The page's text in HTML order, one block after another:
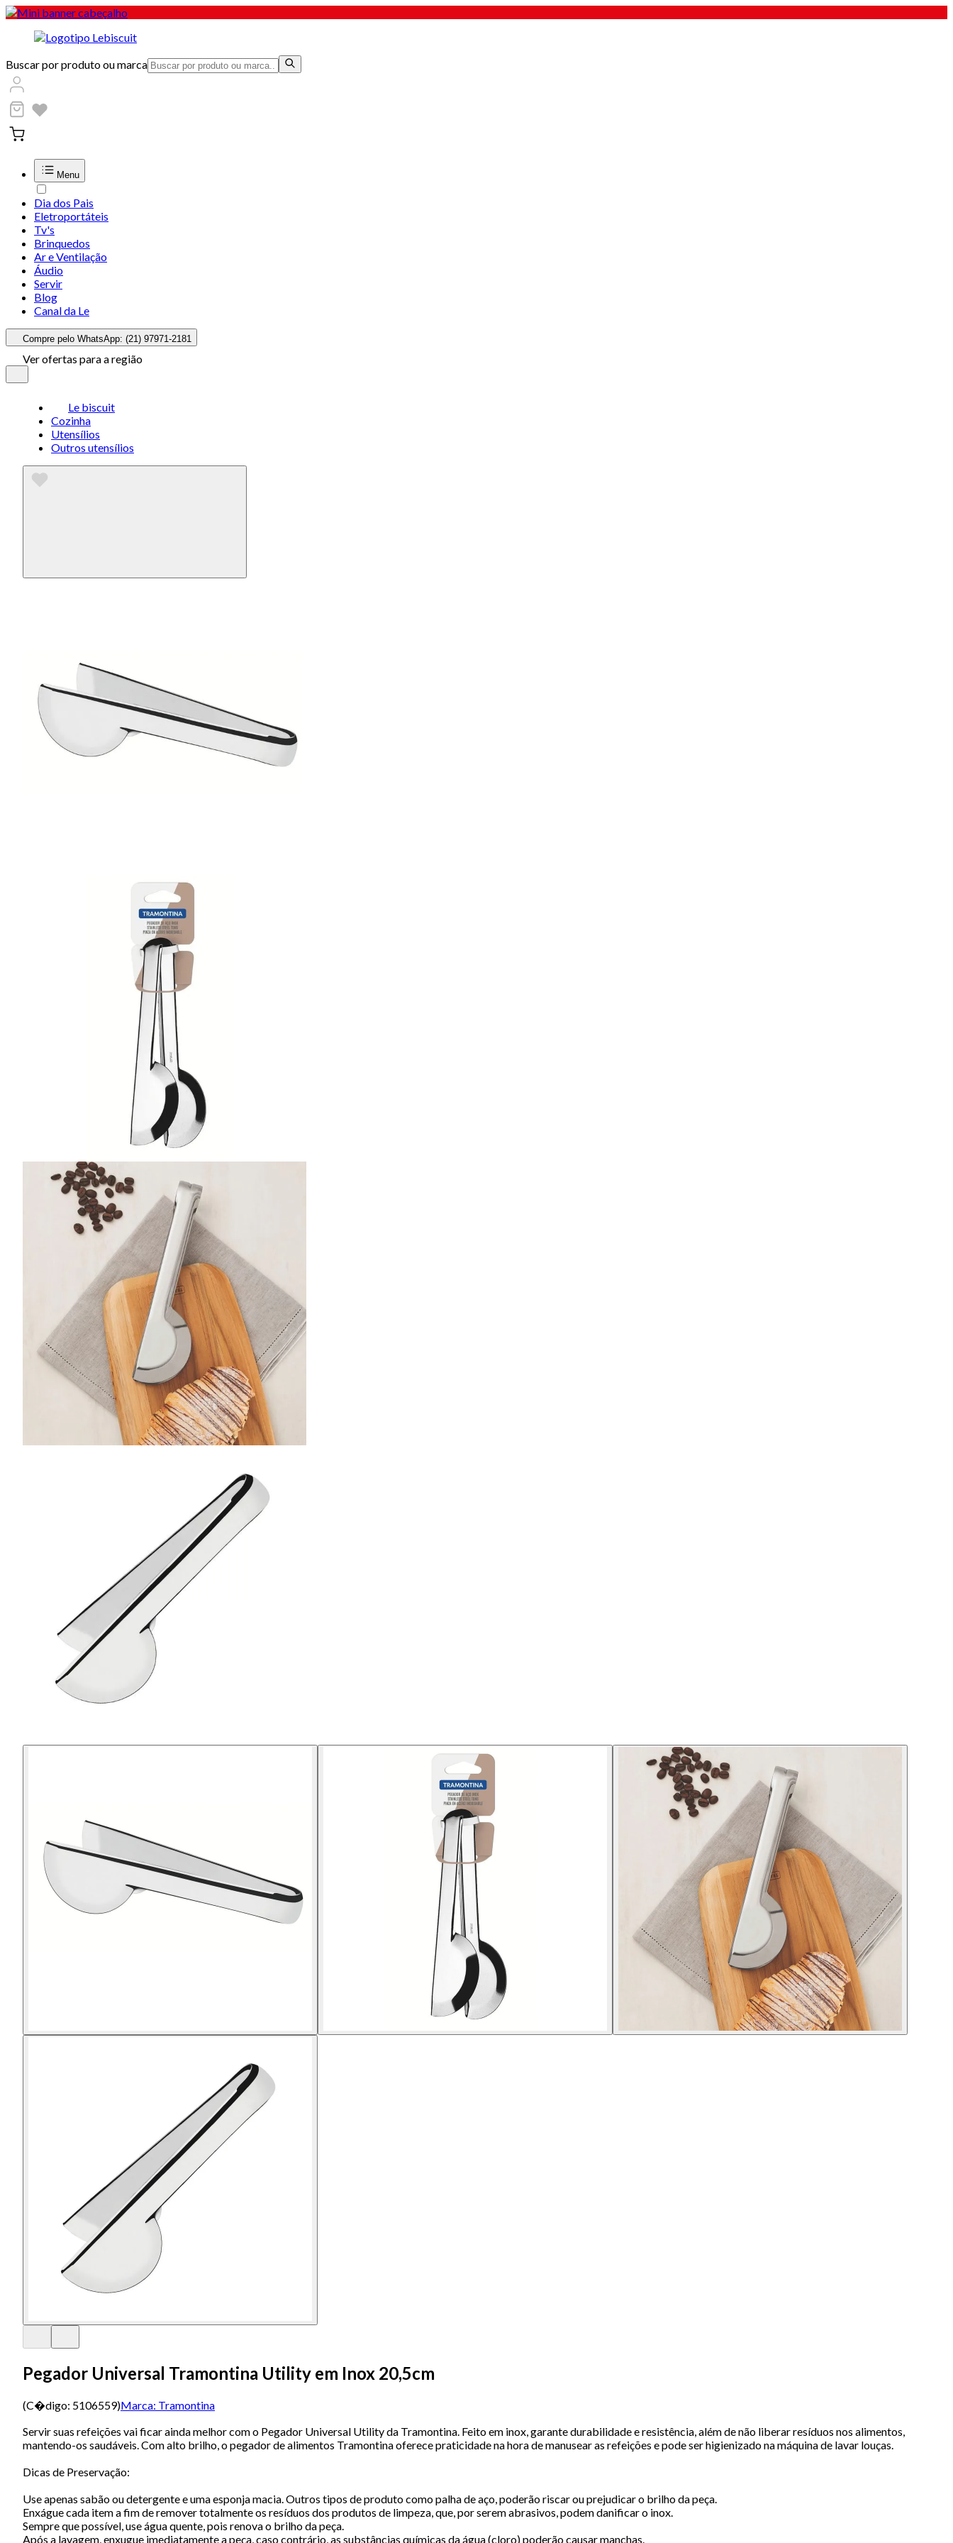
Buscar por produto ou marca
Menu
Dia dos Pais
Eletroportáteis
Tv's
Brinquedos
Ar e Ventilação
Áudio
Servir
Blog
Canal da Le
Compre pelo WhatsApp: (21) 97971-2181
Ver ofertas para a região
Le biscuit
Cozinha
Utensílios
Outros utensílios
Pegador Universal Tramontina Utility em Inox 20,5cm
(C�digo: 5106559)Marca: Tramontina
Servir suas refeições vai ficar ainda melhor com o Pegador Universal Utility da Tramontina. Feito em inox, garante durabilidade e resistência, além de não liberar resíduos nos alimentos,
mantendo-os saudáveis. Com alto brilho, o pegador de alimentos Tramontina oferece praticidade na hora de manusear as refeições e pode ser higienizado na máquina de lavar louças.
Dicas de Preservação:
Use apenas sabão ou detergente e uma esponja macia. Outros tipos de produto como palha de aço, poderão riscar ou prejudicar o brilho da peça.
Enxágue cada item a fim de remover totalmente os resíduos dos produtos de limpeza, que, por serem abrasivos, podem danificar o inox.
Sempre que possível, use água quente, pois renova o brilho da peça.
Após a lavagem, enxugue imediatamente a peça, caso contrário, as substâncias químicas da água (cloro) poderão causar manchas.